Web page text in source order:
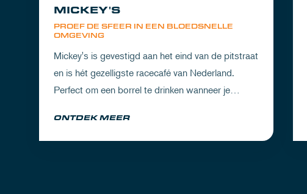
PROEF DE SFEER IN EEN BLOEDSNELLE
OMGEVING
MICKEY'S
Mickey's is gevestigd aan het eind van de pitstraat
en is hét gezelligste racecafé van Nederland.
Perfect om een borrel te drinken wanneer je
na een dag vol inspanning.
ONTDEK MEER